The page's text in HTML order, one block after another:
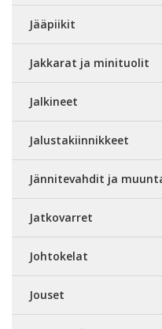
Jääpiikit
Jakkarat ja minituolit
Jalkineet
Jalustakiinnikkeet
Jännitevahdit ja
Jatkovarret
Johtokelat
Jouset